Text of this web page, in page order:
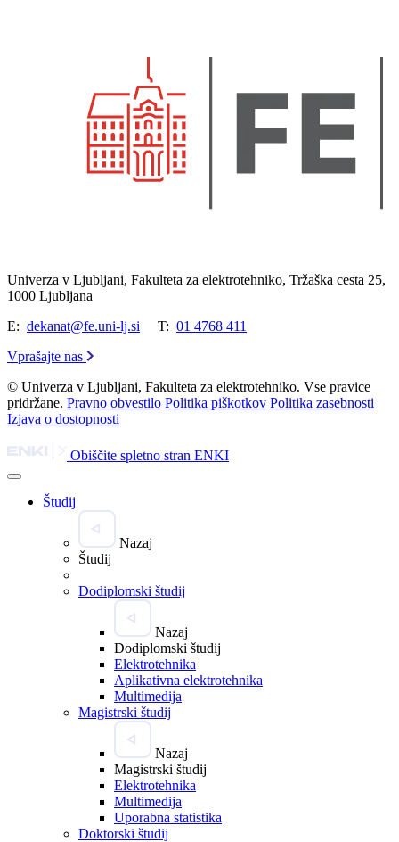
Univerza v Ljubljani, Fakulteta za elektrotehniko, Tržaška cesta 25,
1000 Ljubljana
E: dekanat@fe.uni-lj.si T: 01 4768 411
Vprašajte nas
© Univerza v Ljubljani, Fakulteta za elektrotehniko. Vse pravice
pridržane. Pravno obvestilo Politika piškotkov Politika zasebnosti
Izjava o dostopnosti
Obiščite spletno stran ENKI
Študij
Nazaj
Študij
Dodiplomski študij
Nazaj
Dodiplomski študij
Elektrotehnika
Aplikativna elektrotehnika
Multimedija
Magistrski študij
Nazaj
Magistrski študij
Elektrotehnika
Multimedija
Uporabna statistika
Doktorski študij